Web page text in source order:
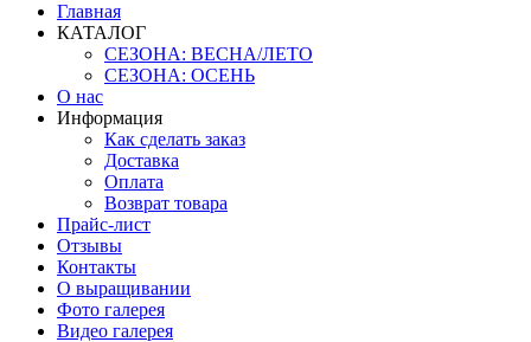
Главная
КАТАЛОГ
СЕЗОНА: ВЕСНА/ЛЕТО
СЕЗОНА: ОСЕНЬ
О нас
Информация
Как сделать заказ
Доставка
Оплата
Возврат товара
Прайс-лист
Отзывы
Контакты
О выращивании
Фото галерея
Видео галерея